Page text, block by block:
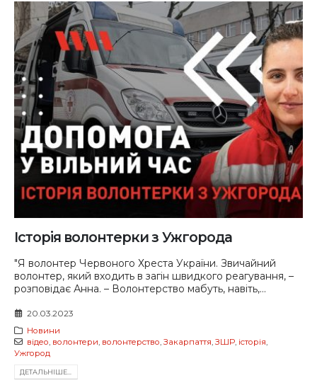
Історія волонтерки з Ужгорода
"Я волонтер Червоного Хреста України. Звичайний
волонтер, який входить в загін швидкого реагування, –
розповідає Анна. – Волонтерство мабуть, навіть,...
20.03.2023
Новини
відео, волонтери, волонтерство, Закарпаття, ЗШР, історія,
Ужгород
ДЕТАЛЬНIШЕ...